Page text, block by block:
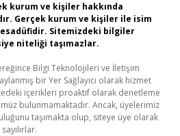
kurum ve kişiler hakkında
Gerçek kurum ve kişiler ile isim
Sitemizdeki bilgiler
niteliği taşımazlar.
Bilgi Teknolojileri ve İletişim
bir Yer Sağlayıcı olarak hizmet
içerikleri proaktif olarak denetleme
bulunmamaktadır. Ancak, üyelerimiz
taşımakta olup, siteye üye olarak